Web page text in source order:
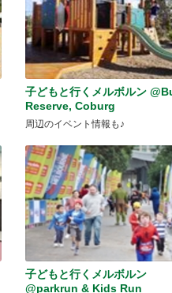
子どもと行くメルボルン
Reserve, Coburg
周辺のイベント情報も♪
子どもと行くメルボルン
@parkrun & Kids Run